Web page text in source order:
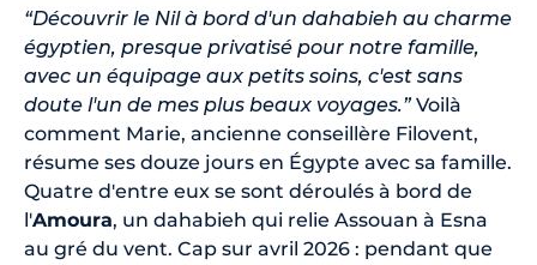
“Découvrir le Nil à bord d'un dahabieh au charme
égyptien, presque privatisé pour notre famille,
avec un équipage aux petits soins, c'est sans
doute l'un de mes plus beaux voyages.”Voilà
comment Marie, ancienne conseillère Filovent,
résume ses douze jours en Égypte avec sa famille.
Quatre d'entre eux se sont déroulés à bord de
l'Amoura, un dahabieh qui relie Assouan à Esna
au gré du vent. Cap sur avril 2026 : pendant que